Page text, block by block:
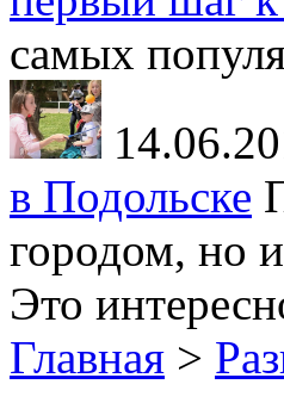
самых
в Подольске
городом, но
Это
Главная >